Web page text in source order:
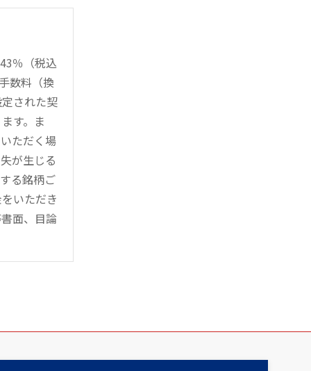
％（税込
数料（換
された契
す。ま
ただく場
が生じる
る銘柄ご
いただき
面、目論